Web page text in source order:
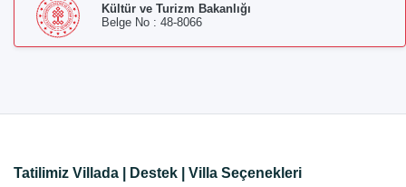
Kültür ve Turizm Bakanlığı
Belge No : 48-8066
Tatilimiz Villada | Destek | Villa Seçenekleri